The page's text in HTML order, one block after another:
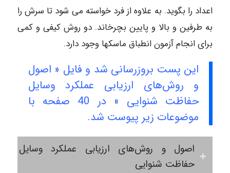
اعداد را بگوید. به علاوه از فرد خواسته می شود تا سرش را
به طرفین و بالا و پایین بچرخاند. دو روش کیفی و کمی
برای انجام آزمون انطباق ماسکها وجود دارد.
این پست بروزرسانی شد و فایل « اصول
و روش‌های ارزیابی عملکرد وسایل
حفاظت شنوایی » در 40 صفحه با
موضوعات زیر پیوست شد.
اصول و روش‌های ارزیابی عملکرد وسایل
حفاظت شنوایی